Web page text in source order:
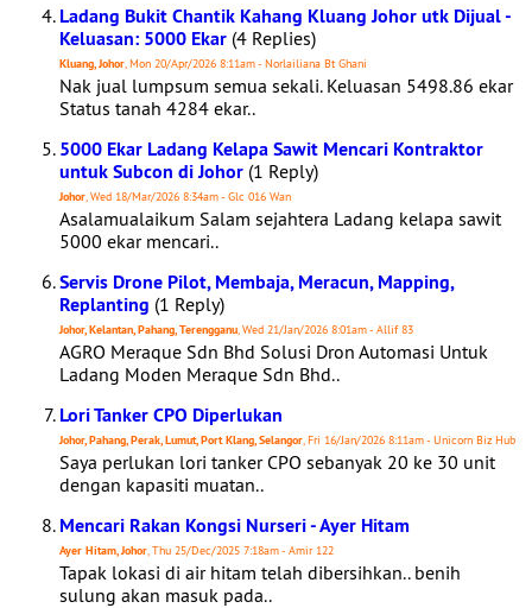
Ladang Bukit Chantik Kahang Kluang Johor utk Dijual -
Keluasan: 5000 Ekar (4 Replies)
Kluang, Johor, Mon 20/Apr/2026 8:11am - Norlailiana Bt Ghani
Nak jual lumpsum semua sekali. Keluasan 5498.86 ekar
Status tanah 4284 ekar..
5000 Ekar Ladang Kelapa Sawit Mencari Kontraktor
untuk Subcon di Johor (1 Reply)
Johor, Wed 18/Mar/2026 8:34am - Glc 016 Wan
Asalamualaikum Salam sejahtera Ladang kelapa sawit
5000 ekar mencari..
Servis Drone Pilot, Membaja, Meracun, Mapping,
Replanting (1 Reply)
Johor, Kelantan, Pahang, Terengganu, Wed 21/Jan/2026 8:01am - Allif 83
AGRO Meraque Sdn Bhd Solusi Dron Automasi Untuk
Ladang Moden Meraque Sdn Bhd..
Lori Tanker CPO Diperlukan
Johor, Pahang, Perak, Lumut, Port Klang, Selangor, Fri 16/Jan/2026 8:11am - Unicorn Biz Hub
Saya perlukan lori tanker CPO sebanyak 20 ke 30 unit
dengan kapasiti muatan..
Mencari Rakan Kongsi Nurseri - Ayer Hitam
Ayer Hitam, Johor, Thu 25/Dec/2025 7:18am - Amir 122
Tapak lokasi di air hitam telah dibersihkan.. benih
sulung akan masuk pada..